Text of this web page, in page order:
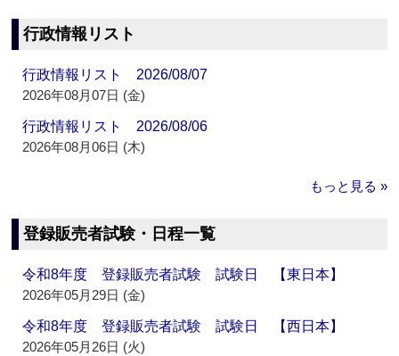
行政情報リスト
行政情報リスト 2026/08/07
2026年08月07日 (金)
行政情報リスト 2026/08/06
2026年08月06日 (木)
もっと見る »
登録販売者試験・日程一覧
令和8年度 登録販売者試験 試験日 【東日本】
2026年05月29日 (金)
令和8年度 登録販売者試験 試験日 【西日本】
2026年05月26日 (火)